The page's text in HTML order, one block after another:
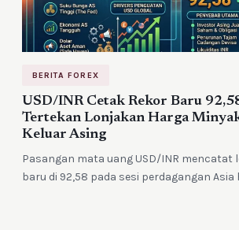
BERITA FOREX
USD/INR Cetak Rekor Baru
Tertekan Lonjakan Harga
Keluar Asing
Pasangan mata uang USD/INR mencatat
baru di 92,58 pada sesi perdagangan Asia